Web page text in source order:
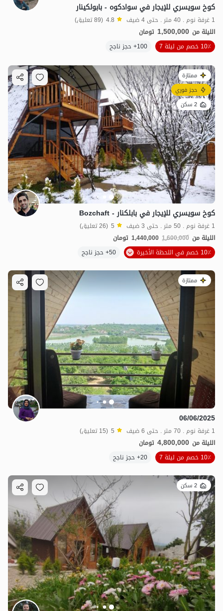
2مليون ت 4.8
كوخ سويسري للإيجار في سوادكوه - بابولكينار
1 غرفة نوم . 40 متر . حتى 4 ضيف 4.8 (89 تعليق)
الليلة من 1,500,000 تومان
10٪ خصم من ليلة 7
100+ حجز ناجح
ممتازة
حجز فوري
2 سكن
كوخ سويسري للإيجار في بابلكنار - Bozchaft
1 غرفة نوم . 50 متر . حتى 3 ضيف 5 (26 تعليق)
الليلة من 1,600,000
1,440,000 تومان
10٪ خصم في اللحظة الأخيرة
50+ حجز ناجح
ممتازة
06/06/2025
1 غرفة نوم . 70 متر . حتى 6 ضيف 5 (15 تعليق)
الليلة من 4,800,000 تومان
10٪ خصم من ليلة 7
20+ حجز ناجح
2 سكن